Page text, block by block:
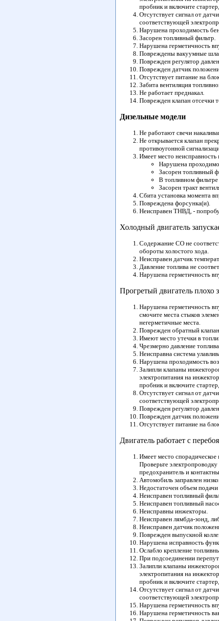
пробник и включите
Отсутствует сигнал от
соответствующей
Нарушена проходимость
Засорен топливный фильтр.
Нарушена герметичность
Повреждены вакуумные
Поврежден регулятор
Поврежден датчик
Отсутствует питание на
Забита вентиляция
Не работает преднакал.
Поврежден клапан отсечки
Дизельные модели
Не работают свечи
Не открывается клапан
противоугонной
Имеет место неисправность
Нарушена
Засорен топливный
В топливном фильтре
Засорен тракт
Сбита установка момента
Повреждена форсунка(и).
Неисправен ТНВД, -
Холодный двигатель
Содержание СО не
обороты холостого хода.
Неисправен датчик
Давление топлива не
Нарушена герметичность
Прогретый двигатель плохо
Нарушена герметичность
смочите места стыков
негерметичные места.
Поврежден обратный
Имеют место утечки в
Чрезмерно давление
Неисправна система
Нарушена проходимость
Залипли клапаны
электропитания на
пробник и включите
Отсутствует сигнал от
соответствующей
Поврежден регулятор
Поврежден датчик
Отсутствует питание на
Двигатель работает с
Имеет место спорадическое
Проверьте
предохранитель и
Автомобиль заправлен
Недостаточен объем подачи
Неисправен топливный
Неисправен топливный
Неисправны инжекторы.
Неисправен лямбда-зонд,
Неисправен датчик
Поврежден выпускной
Нарушена исправность
Ослабло крепление
При подсоединении
Залипли клапаны
электропитания на
пробник и включите
Отсутствует сигнал от
соответствующей
Нарушена герметичность
Нарушена герметичность